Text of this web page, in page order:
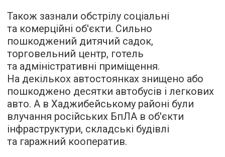
Також зазнали обстрілу соціальні
та комерційні об'єкти. Сильно
пошкоджений дитячий садок,
торговельний центр, готель
та адміністративні приміщення.
На декількох автостоянках знищено або
пошкоджено десятки автобусів і легкових
авто. А в Хаджибейському районі були
влучання російських БпЛА в об'єкти
інфраструктури, складські будівлі
та гаражний кооператив.